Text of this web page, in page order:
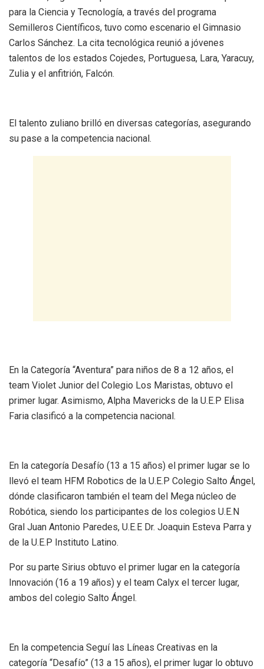
para la Ciencia y Tecnología, a través del programa
Semilleros Científicos, tuvo como escenario el Gimnasio
Carlos Sánchez. La cita tecnológica reunió a jóvenes
talentos de los estados Cojedes, Portuguesa, Lara, Yaracuy,
Zulia y el anfitrión, Falcón.
El talento zuliano brilló en diversas categorías, asegurando
su pase a la competencia nacional.
En la Categoría “Aventura” para niños de 8 a 12 años, el
team Violet Junior del Colegio Los Maristas, obtuvo el
primer lugar. Asimismo, Alpha Mavericks de la U.E.P Elisa
Faria clasificó a la competencia nacional.
En la categoría Desafío (13 a 15 años) el primer lugar se lo
llevó el team HFM Robotics de la U.E.P Colegio Salto Ángel,
dónde clasificaron también el team del Mega núcleo de
Robótica, siendo los participantes de los colegios U.E.N
Gral Juan Antonio Paredes, U.E.E Dr. Joaquin Esteva Parra y
de la U.E.P Instituto Latino.
Por su parte Sirius obtuvo el primer lugar en la categoría
Innovación (16 a 19 años) y el team Calyx el tercer lugar,
ambos del colegio Salto Ángel.
En la competencia Seguí las Líneas Creativas en la
categoría “Desafío” (13 a 15 años), el primer lugar lo obtuvo